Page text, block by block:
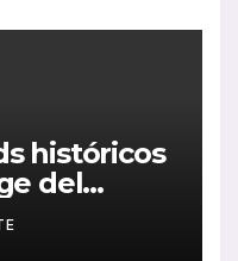
históricos
del
en San